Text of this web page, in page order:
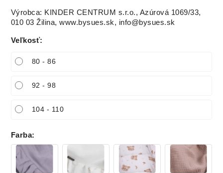
Výrobca: KINDER CENTRUM s.r.o., Azúrová 1069/33,
010 03 Žilina, www.bysues.sk, info@bysues.sk
Veľkosť:
80 - 86
92 - 98
104 - 110
Farba: